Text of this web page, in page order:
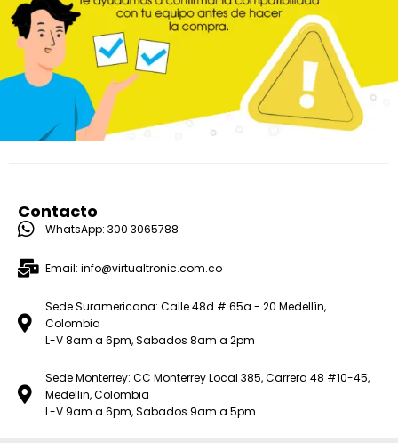
Contacto
WhatsApp: 300 3065788
Email: info@virtualtronic.com.co
Sede Suramericana: Calle 48d # 65a - 20 Medellín,
Colombia
L-V 8am a 6pm, Sabados 8am a 2pm
Sede Monterrey: CC Monterrey Local 385, Carrera 48 #10-45,
Medellin, Colombia
L-V 9am a 6pm, Sabados 9am a 5pm